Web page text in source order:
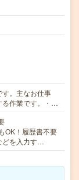
。主なお仕事
る作業です。・…
OK！履歴書不要
どを入力す…